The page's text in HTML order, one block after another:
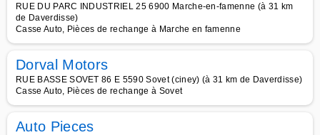
RUE DU PARC INDUSTRIEL 25 6900 Marche-en-famenne (à 31 km
de Daverdisse)
Casse Auto, Pièces de rechange à Marche en famenne
Dorval Motors
RUE BASSE SOVET 86 E 5590 Sovet (ciney) (à 31 km de Daverdisse)
Casse Auto, Pièces de rechange à Sovet
Auto Pieces